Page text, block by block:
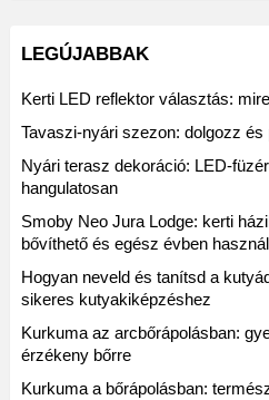
LEGÚJABBAK
Kerti LED reflektor választás:
Tavaszi-nyári szezon: dolgozz és
Nyári terasz dekoráció: LED-
hangulatosan
Smoby Neo Jura Lodge: kerti
bővíthető és egész évben
Hogyan neveld és tanítsd a
sikeres kutyakiképzéshez
Kurkuma az arcbőrápolásban:
érzékeny bőrre
Kurkuma a bőrápolásban: